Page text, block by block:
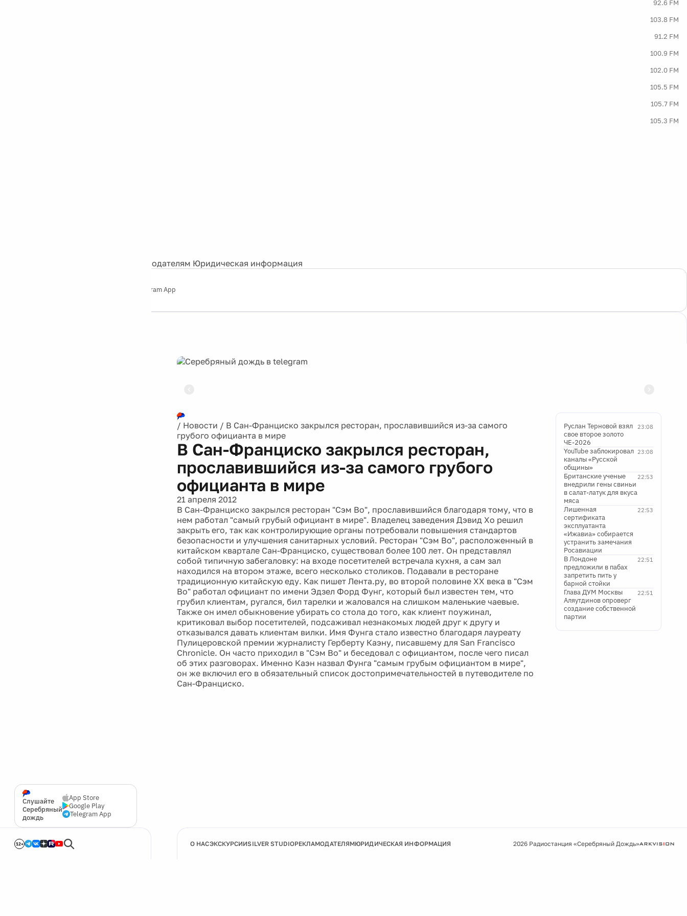
92.6 FM
103.8 FM
91.2 FM
100.9 FM
102.0 FM
105.5 FM
105.7 FM
105.3 FM
Рекламодателям Юридическая информация
Telegram App
Слушайте
Серебряный
дождь
App Store
Google Play
Telegram App
12+
/ Новости / В Сан-Франциско закрылся ресторан, прославившийся из-за самого
грубого официанта в мире
В Сан-Франциско закрылся ресторан,
прославившийся из-за самого грубого
официанта в мире
21 апреля 2012
В Сан-Франциско закрылся ресторан "Сэм Во", прославившийся благодаря тому, что в
нем работал "самый грубый официант в мире". Владелец заведения Дэвид Хо решил
закрыть его, так как контролирующие органы потребовали повышения стандартов
безопасности и улучшения санитарных условий. Ресторан "Сэм Во", расположенный в
китайском квартале Сан-Франциско, существовал более 100 лет. Он представлял
собой типичную забегаловку: на входе посетителей встречала кухня, а сам зал
находился на втором этаже, всего несколько столиков. Подавали в ресторане
традиционную китайскую еду. Как пишет Лента.ру, во второй половине XX века в "Сэм
Во" работал официант по имени Эдзел Форд Фунг, который был известен тем, что
грубил клиентам, ругался, бил тарелки и жаловался на слишком маленькие чаевые.
Также он имел обыкновение убирать со стола до того, как клиент поужинал,
критиковал выбор посетителей, подсаживал незнакомых людей друг к другу и
отказывался давать клиентам вилки. Имя Фунга стало известно благодаря лауреату
Пулицеровской премии журналисту Герберту Каэну, писавшему для San Francisco
Chronicle. Он часто приходил в "Сэм Во" и беседовал с официантом, после чего писал
об этих разговорах. Именно Каэн назвал Фунга "самым грубым официантом в мире",
он же включил его в обязательный список достопримечательностей в путеводителе по
Сан-Франциско.
23:08
Руслан Терновой взял
свое второе золото
ЧЕ-2026
23:08
YouTube заблокировал
каналы «Русской
общины»
22:53
Британские ученые
внедрили гены свиньи
в салат-латук для вкуса
мяса
22:53
Лишенная
сертификата
эксплуатанта
«Ижавиа» собирается
устранить замечания
Росавиации
22:51
В Лондоне
предложили в пабах
запретить пить у
барной стойки
22:51
Глава ДУМ Москвы
Аляутдинов опроверг
создание собственной
партии
О НАСЭКСКУРСИИSILVER STUDIOРЕКЛАМОДАТЕЛЯМЮРИДИЧЕСКАЯ ИНФОРМАЦИЯ 2026 Радиостанция «Серебряный Дождь»